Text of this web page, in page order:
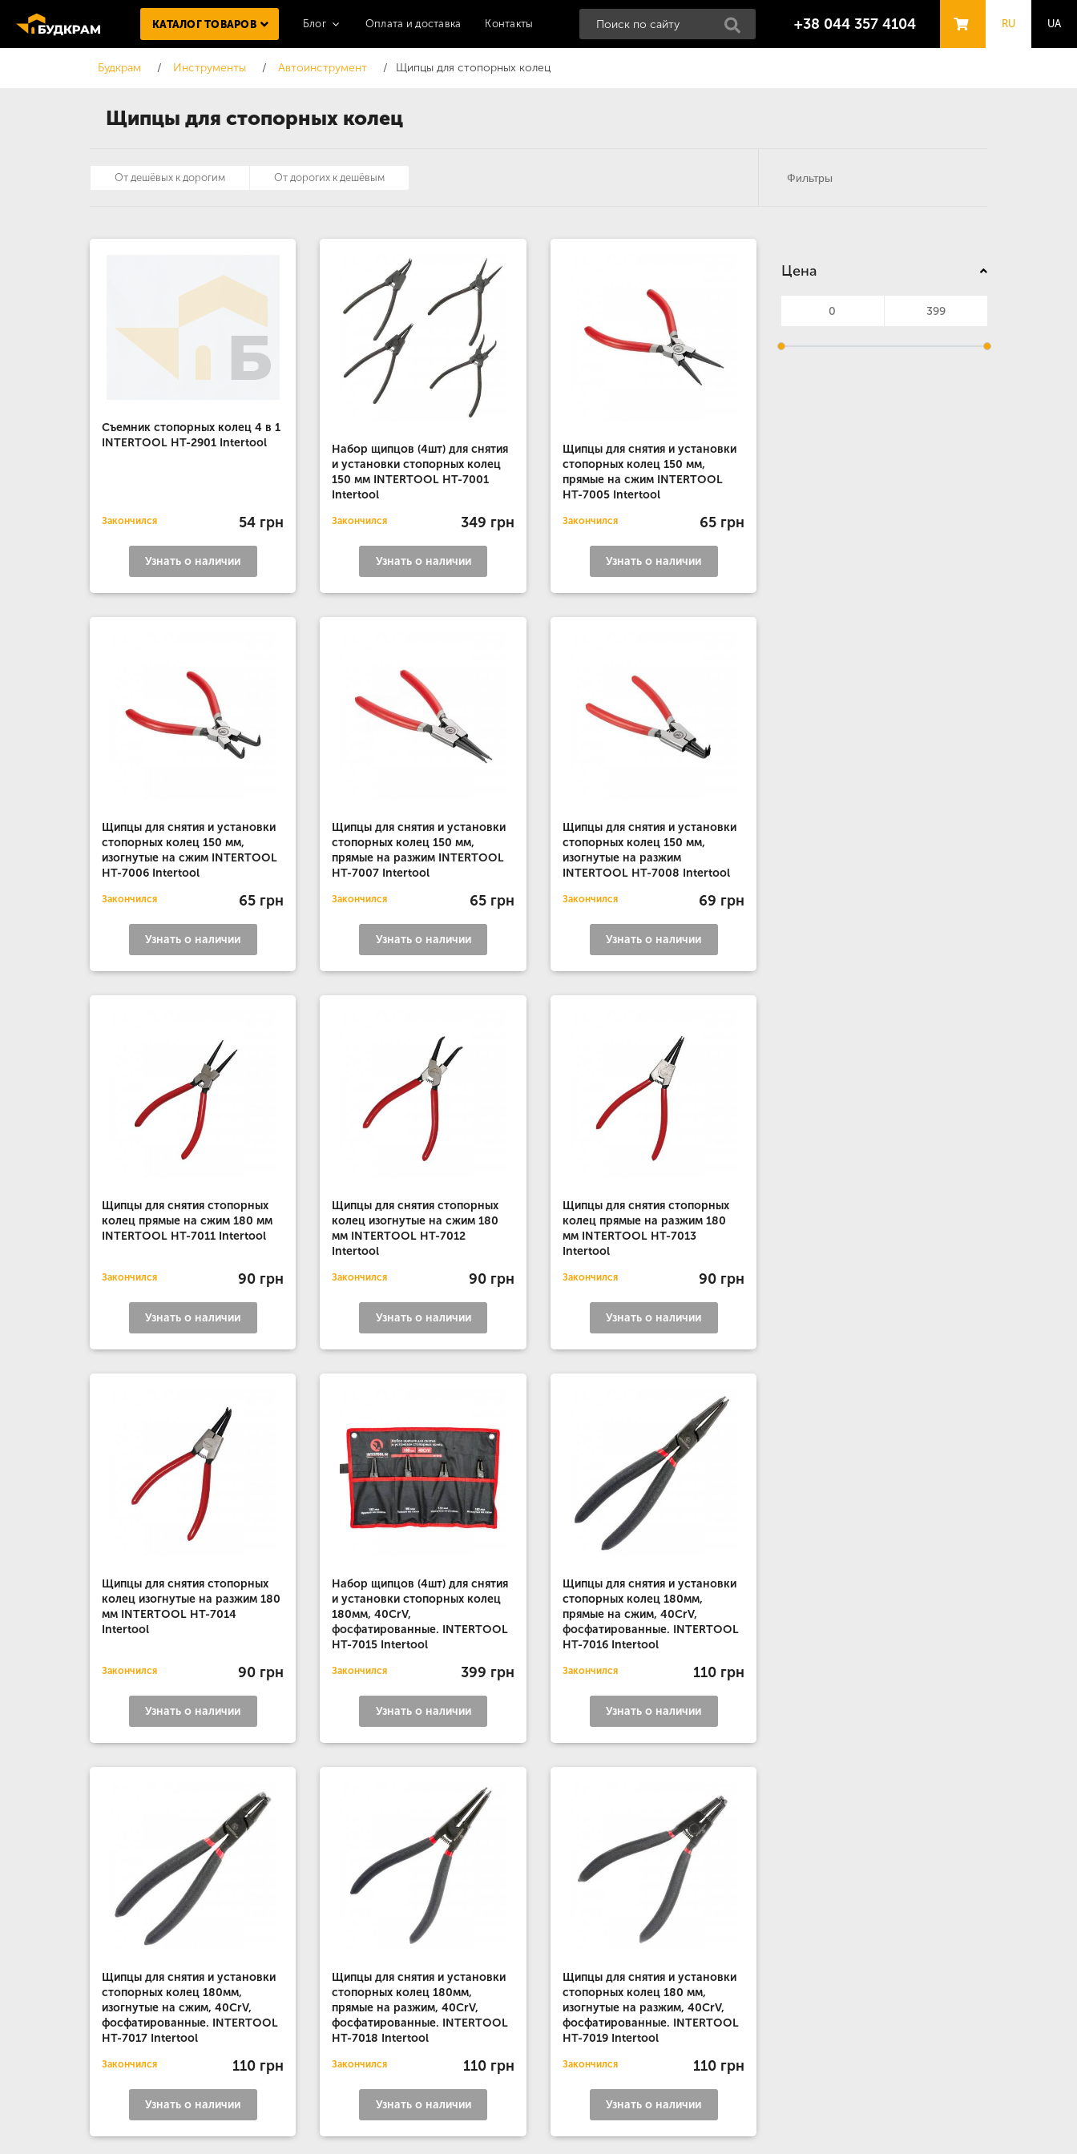
Щипцы для стопорных колец
КАТАЛОГ ТОВАРОВ Блог Оплата и доставка Контакты +38 044 357 4104 RU UA
Будкрам Инструменты Автоинструмент Щипцы для стопорных колец
Съемник стопорных колец 4 в 1
INTERTOOL HT-2901 Intertool
Закончился 54 грн
Узнать о наличии
Набор щипцов (4шт) для снятия
и установки стопорных колец
150 мм INTERTOOL HT-7001
Intertool
Закончился 349 грн
Узнать о наличии
Щипцы для снятия и установки
стопорных колец 150 мм,
прямые на сжим INTERTOOL
HT-7005 Intertool
Закончился 65 грн
Узнать о наличии
Щипцы для снятия и установки
стопорных колец 150 мм,
изогнутые на сжим INTERTOOL
HT-7006 Intertool
Закончился 65 грн
Узнать о наличии
Щипцы для снятия и установки
стопорных колец 150 мм,
прямые на разжим INTERTOOL
HT-7007 Intertool
Закончился 65 грн
Узнать о наличии
Щипцы для снятия и установки
стопорных колец 150 мм,
изогнутые на разжим
INTERTOOL HT-7008 Intertool
Закончился 69 грн
Узнать о наличии
Щипцы для снятия стопорных
колец прямые на сжим 180 мм
INTERTOOL HT-7011 Intertool
Закончился 90 грн
Узнать о наличии
Щипцы для снятия стопорных
колец изогнутые на сжим 180
мм INTERTOOL HT-7012
Intertool
Закончился 90 грн
Узнать о наличии
Щипцы для снятия стопорных
колец прямые на разжим 180
мм INTERTOOL HT-7013
Intertool
Закончился 90 грн
Узнать о наличии
Щипцы для снятия стопорных
колец изогнутые на разжим 180
мм INTERTOOL HT-7014
Intertool
Закончился 90 грн
Узнать о наличии
Набор щипцов (4шт) для снятия
и установки стопорных колец
180мм, 40CrV,
фосфатированные. INTERTOOL
HT-7015 Intertool
Закончился 399 грн
Узнать о наличии
Щипцы для снятия и установки
стопорных колец 180мм,
прямые на сжим, 40CrV,
фосфатированные. INTERTOOL
HT-7016 Intertool
Закончился 110 грн
Узнать о наличии
Щипцы для снятия и установки
стопорных колец 180мм,
изогнутые на сжим, 40CrV,
фосфатированные. INTERTOOL
HT-7017 Intertool
Закончился 110 грн
Узнать о наличии
Щипцы для снятия и установки
стопорных колец 180мм,
прямые на разжим, 40CrV,
фосфатированные. INTERTOOL
HT-7018 Intertool
Закончился 110 грн
Узнать о наличии
Щипцы для снятия и установки
стопорных колец 180 мм,
изогнутые на разжим, 40CrV,
фосфатированные. INTERTOOL
HT-7019 Intertool
Закончился 110 грн
Узнать о наличии
Цена
От дешёвых к дорогим От дорогих к дешёвым Фильтры